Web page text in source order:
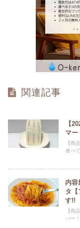
関連記事
【
マー
【商
食べ
内
タ【
す!!
【商
バー